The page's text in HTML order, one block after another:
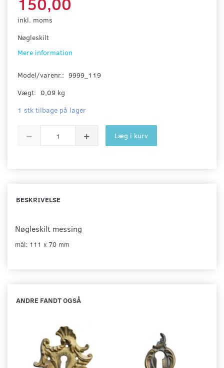
inkl. moms
Nøgleskilt
Mere information
Model/varenr.: 9999_119
Vægt: 0,09 kg
1 stk tilbage på lager
Læg i kurv
BESKRIVELSE
Nøgleskilt messing
mål: 111 x 70 mm
ANDRE FANDT OGSÅ